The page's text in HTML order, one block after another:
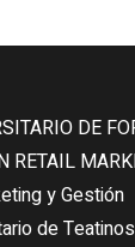
DE
RETAIL
y Gestión
de